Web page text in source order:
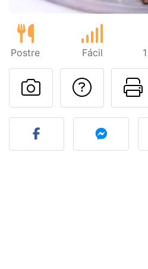
Postre Fácil
Publicar la